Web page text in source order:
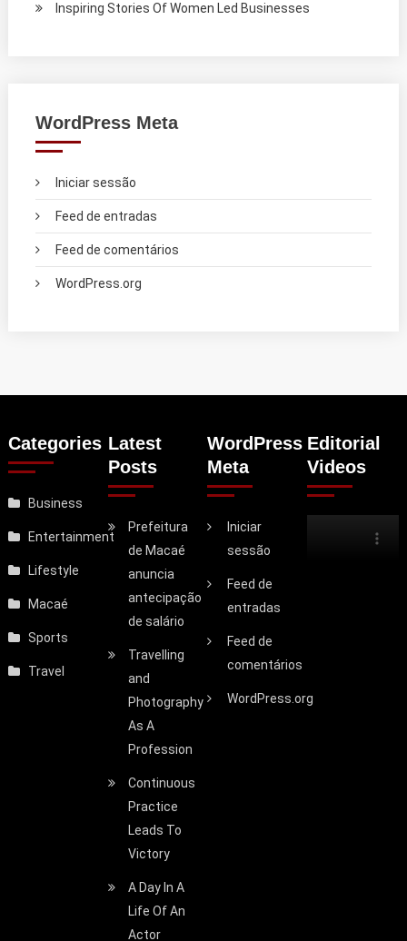
Inspiring Stories Of Women Led Businesses
WordPress Meta
Iniciar sessão
Feed de entradas
Feed de comentários
WordPress.org
Categories
Business
Entertainment
Lifestyle
Macaé
Sports
Travel
Latest
Posts
Prefeitura
de Macaé
anuncia
antecipação
de salário
Travelling
and
Photography
As A
Profession
Continuous
Practice
Leads To
Victory
A Day In A
Life Of An
Actor
WordPress
Meta
Iniciar
sessão
Feed de
entradas
Feed de
comentários
WordPress.org
Editorial
Videos